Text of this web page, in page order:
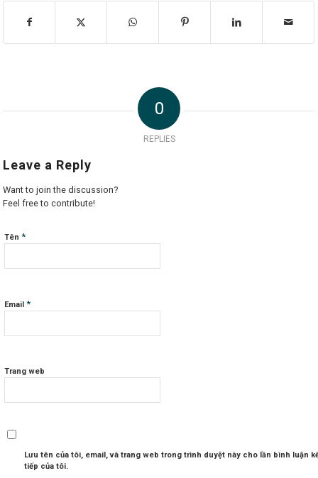
0
REPLIES
Leave a Reply
Want to join the discussion?
Feel free to contribute!
Tên*
Email*
Trang web
Lưu tên của tôi, email, và trang web trong trình duyệt này cho lần bình luận
tiếp của tôi.